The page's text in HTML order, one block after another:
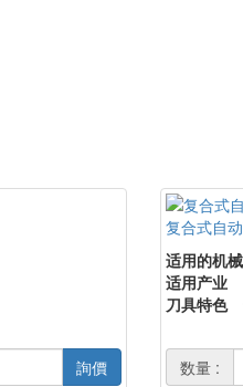
詢價
复合式自
适用的机械
适用产业
刀具特色
数量 :